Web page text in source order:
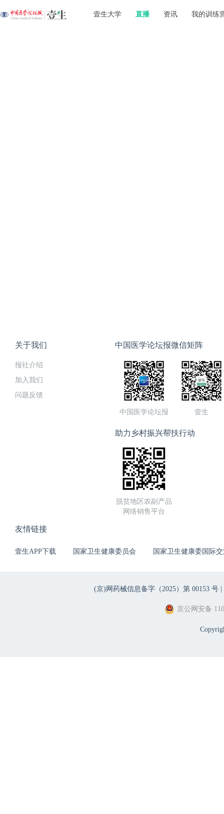
壹生大学 直播 资讯 我的训练
关于我们
报社介绍
加入我们
问题反馈
中国医学论坛报微信矩阵
中国医学论坛报 壹生
助力乡村振兴帮扶行动
脱贫地区农副产品
网络销售平台
友情链接
壹生APP下载 国家卫生健康委员会 国家卫生健康委国际
(京)网药械信息备字（2025）第 00153 号 |
京公网安备